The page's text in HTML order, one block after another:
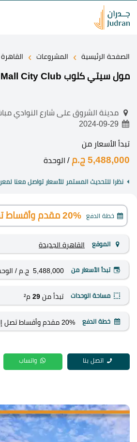
الصفحة الرئيسية › المشروعات ›
مول سيتي كلوب Mall City Club مدينة الشروق
مدينة الشروق على شارع النوادي
تبدأ الأسعار من
5,488,000 ج.م / الوحدة
نظرا للتحديث المستمر للأسعار تواصل معنا
خطة الدفع 20% مقدم وأقساط تصل إلى 7 سنوات
الموقع القاهرة الجديدة
تبدأ الأسعار من 5,488,000 ج.م /
مساحة الوحدات تبدأ من 29م²
خطة الدفع 20% مقدم وأقساط تصل إلى 7 سنوات
اتصل بنا واتساب